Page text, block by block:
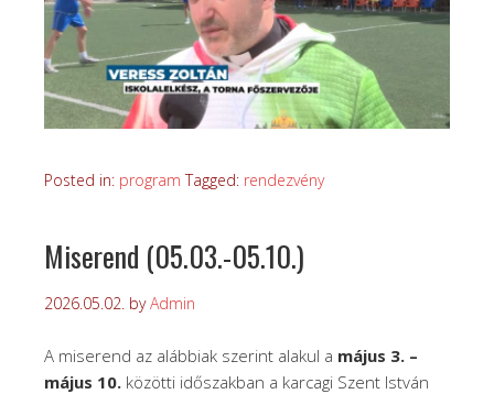
Posted in: program Tagged: rendezvény
Miserend (05.03.-05.10.)
2026.05.02. byAdmin
A miserend az alábbiak szerint alakul a május 3. –
május 10. közötti időszakban a karcagi Szent István